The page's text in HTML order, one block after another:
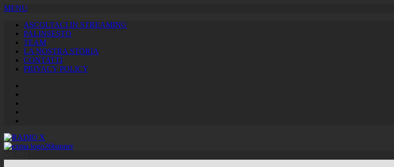
MENU
ASCOLTACI IN STREAMING
PALINSESTO
TEAM
LA NOSTRA STORIA
CONTATTI
PRIVACY POLICY